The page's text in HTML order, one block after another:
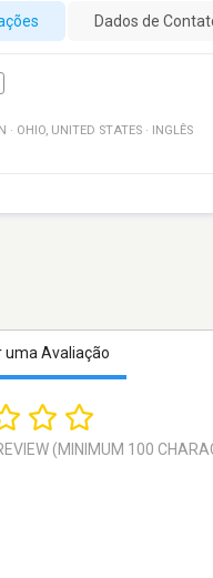
Dados de
· OHIO, UNITED STATES · INGLÊS
uma Avaliação